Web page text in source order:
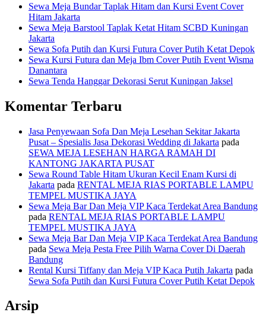
Sewa Meja Bundar Taplak Hitam dan Kursi Event Cover
Hitam Jakarta
Sewa Meja Barstool Taplak Ketat Hitam SCBD Kuningan
Jakarta
Sewa Sofa Putih dan Kursi Futura Cover Putih Ketat Depok
Sewa Kursi Futura dan Meja Ibm Cover Putih Event Wisma
Danantara
Sewa Tenda Hanggar Dekorasi Serut Kuningan Jaksel
Komentar Terbaru
Jasa Penyewaan Sofa Dan Meja Lesehan Sekitar Jakarta
Pusat – Spesialis Jasa Dekorasi Wedding di Jakarta pada
SEWA MEJA LESEHAN HARGA RAMAH DI
KANTONG JAKARTA PUSAT
Sewa Round Table Hitam Ukuran Kecil Enam Kursi di
Jakarta pada RENTAL MEJA RIAS PORTABLE LAMPU
TEMPEL MUSTIKA JAYA
Sewa Meja Bar Dan Meja VIP Kaca Terdekat Area Bandung
pada RENTAL MEJA RIAS PORTABLE LAMPU
TEMPEL MUSTIKA JAYA
Sewa Meja Bar Dan Meja VIP Kaca Terdekat Area Bandung
pada Sewa Meja Pesta Free Pilih Warna Cover Di Daerah
Bandung
Rental Kursi Tiffany dan Meja VIP Kaca Putih Jakarta pada
Sewa Sofa Putih dan Kursi Futura Cover Putih Ketat Depok
Arsip